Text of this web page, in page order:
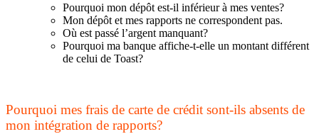
Pourquoi mon dépôt est-il inférieur à mes ventes?
Mon dépôt et mes rapports ne correspondent pas.
Où est passé l’argent manquant?
Pourquoi ma banque affiche-t-elle un montant différent
de celui de Toast?
Pourquoi mes frais de carte de crédit sont-ils absents de
mon intégration de rapports?